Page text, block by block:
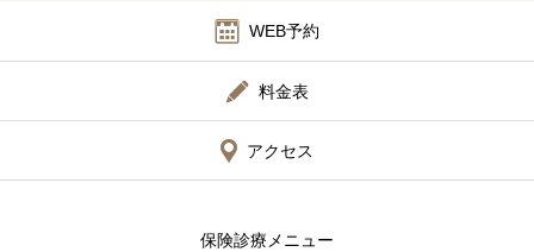
WEB予約
料金表
アクセス
保険診療メニュー